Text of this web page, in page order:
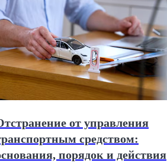
от управления
средством:
порядок и действия